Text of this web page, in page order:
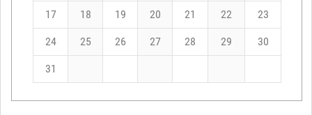
17 18 19 20 21 22 23
24 25 26 27 28 29 30
31